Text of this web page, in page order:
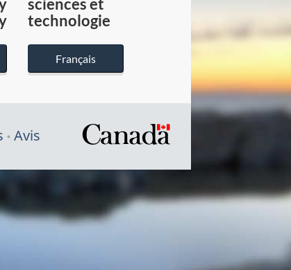
Canada
sciences et
technologie
Français
Avis
/
Symbole
gouvernement